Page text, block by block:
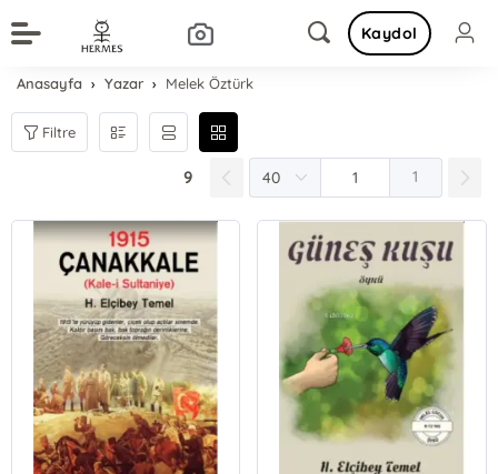
Kaydol
Anasayfa Yazar Melek Öztürk
Filtre
9 1